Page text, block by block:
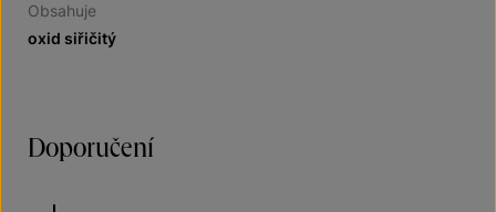
Obsahuje
oxid siřičitý
Doporučení